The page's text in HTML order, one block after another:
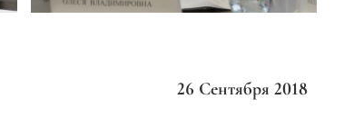
26 Сентября 2018